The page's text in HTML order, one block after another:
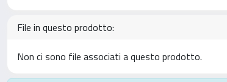
File in questo prodotto:
Non ci sono file associati a questo prodotto.